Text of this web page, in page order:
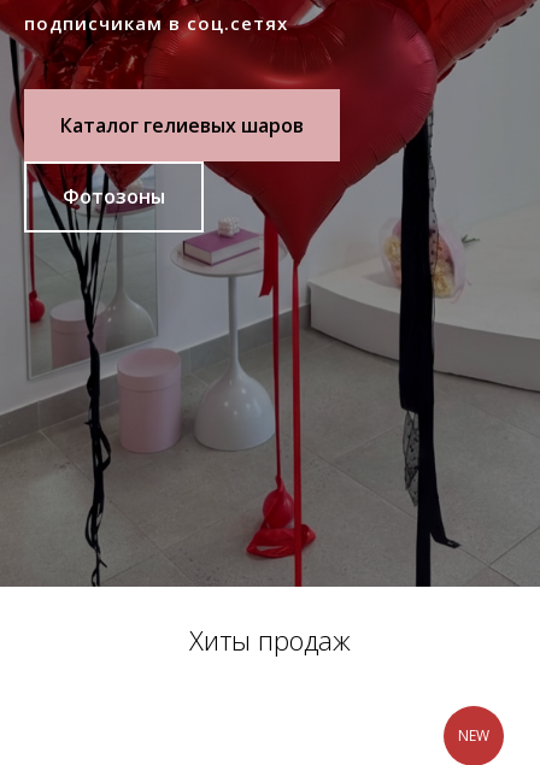
подписчикам в соц.сетях
Каталог гелиевых шаров
Фотозоны
Хиты продаж
NEW